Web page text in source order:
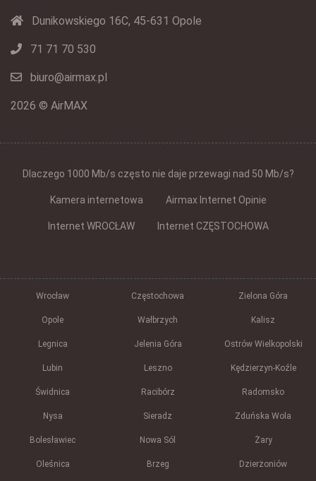
Dunikowskiego 16C, 45-631 Opole
71 71 70 530
biuro@airmax.pl
2026 © AirMAX
Dlaczego 1000 Mb/s często nie daje przewagi nad 50 Mb/s?
Kamera internetowa Airmax Internet Opinie
Internet WROCŁAW Internet CZĘSTOCHOWA
Wrocław Częstochowa Zielona Góra
Opole Wałbrzych Kalisz
Legnica Jelenia Góra Ostrów Wielkopolski
Lubin Leszno Kędzierzyn-Koźle
Świdnica Racibórz Radomsko
Nysa Sieradz Zduńska Wola
Bolesławiec Nowa Sól Żary
Oleśnica Brzeg Dzierżoniów